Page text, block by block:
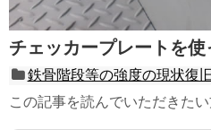
チェッカープレートを
鉄骨階段等の強度の現状復旧
この記事を読んでいただきた